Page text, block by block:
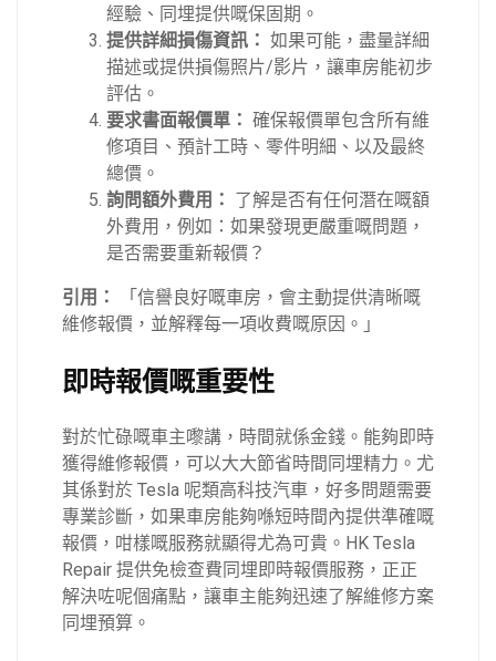
經驗、同埋提供嘅保固期。
提供詳細損傷資訊： 如果可能，盡量詳細
描述或提供損傷照片/影片，讓車房能初步
評估。
要求書面報價單： 確保報價單包含所有維
修項目、預計工時、零件明細、以及最終
總價。
詢問額外費用： 了解是否有任何潛在嘅額
外費用，例如：如果發現更嚴重嘅問題，
是否需要重新報價？
引用：
「信譽良好嘅車房，會主動提供清晰嘅
維修報價，並解釋每一項收費嘅原因。」
即時報價嘅重要性
對於忙碌嘅車主嚟講，時間就係金錢。能夠即時
獲得維修報價，可以大大節省時間同埋精力。尤
其係對於 Tesla 呢類高科技汽車，好多問題需要
專業診斷，如果車房能夠喺短時間內提供準確嘅
報價，咁樣嘅服務就顯得尤為可貴。HK Tesla
Repair 提供免檢查費同埋即時報價服務，正正
解決咗呢個痛點，讓車主能夠迅速了解維修方案
同埋預算。